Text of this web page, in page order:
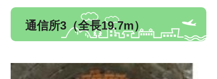
通信所3（全長19.7m）